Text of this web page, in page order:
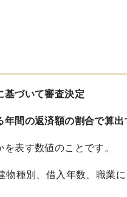
基づいて審査決定
間の返済額の割合で算
表す数値のことです。
種別、借入年数、職業